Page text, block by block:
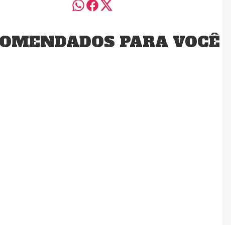
PARA VOCÊ